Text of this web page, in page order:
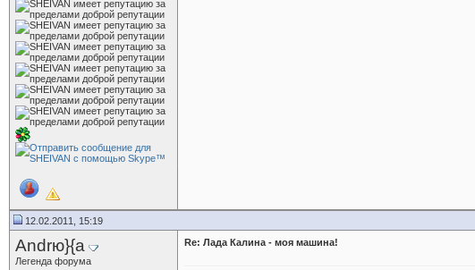
12.02.2011, 15:19
Andrю}{a
Легенда форума
Re: Лада Калина - моя машина!